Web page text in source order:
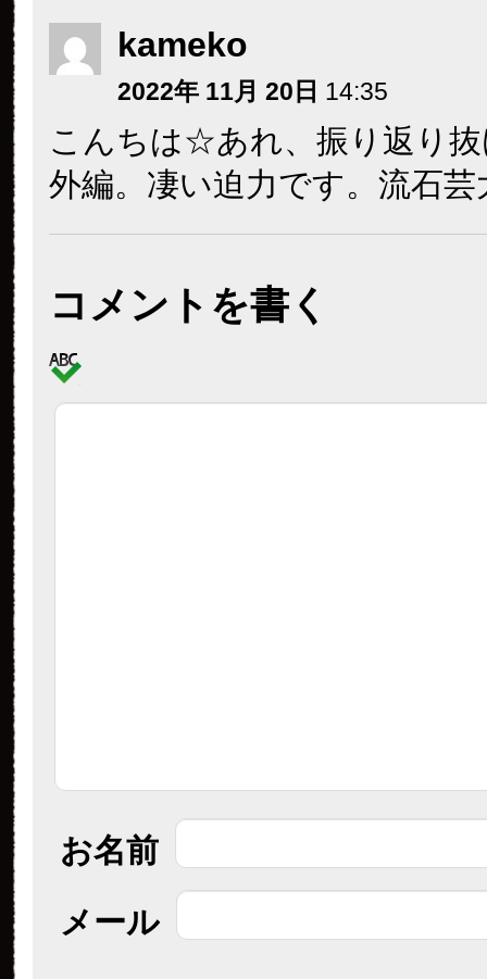
kameko
2022年 11月 20日 14:35
こんちは☆あれ、振り返り抜
外編。凄い迫力です。流石芸
コメントを書く
お名前
メール